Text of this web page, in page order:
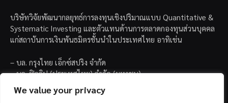
We value your privacy
บริษัทวิจัยพัฒนากลยุทธ์การลงทุนเชิงปริมาณแบบ Quantitative &
Systematic Investing และตัวแทนด้านการตลาดกองทุนส่วนบุคคล
แก่สถาบันการเงินพันธมิตรชั้นนำในประเทศไทย อาทิเช่น
– บล. กรุงไทย เอ็กซ์สปริง จำกัด
– บล. ฟิลลิป (ประเทศไทย) จำกัด (มหาชน)